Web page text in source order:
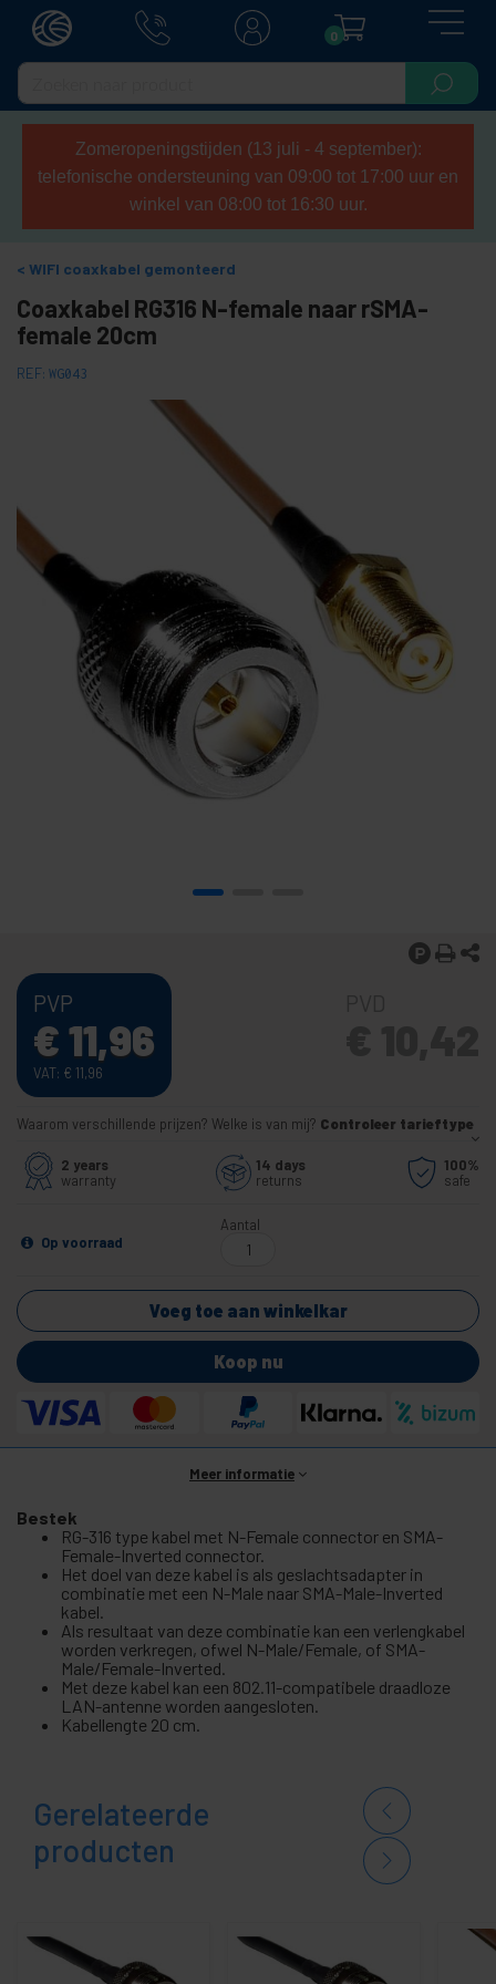
0
Zomeropeningstijden (13 juli - 4 september):
telefonische ondersteuning van 09:00 tot 17:00 uur en
winkel van 08:00 tot 16:30 uur.
WIFI coaxkabel gemonteerd
Coaxkabel RG316 N-female naar rSMA-
female 20cm
REF: WG043
PVP
€11,96
VAT: € 11,96
Waarom verschillende prijzen? Welke is van mij? Controleer tarieftype
2 years
warranty
14 days
returns
100%
safe
Op voorraad
Aantal
Voeg toe aan winkelkar
Koop nu
Meer informatie
Bestek
RG-316 type kabel met N-Female connector en SMA-
Female-Inverted connector.
Het doel van deze kabel is als geslachtsadapter in
combinatie met een N-Male naar SMA-Male-Inverted
kabel.
Als resultaat van deze combinatie kan een verlengkabel
worden verkregen, ofwel N-Male/Female, of SMA-
Male/Female-Inverted.
Met deze kabel kan een 802.11-compatibele draadloze
LAN-antenne worden aangesloten.
Kabellengte 20 cm.
Gerelateerde
producten